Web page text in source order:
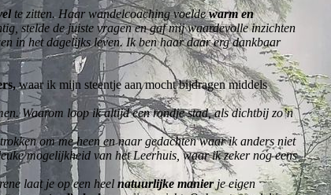
te zitten. Haar wandelcoaching voeldewarm en
stelde de juiste vragen en gaf mij waardevolle inzichten
in het dagelijks leven. Ik ben haar daar erg dankbaar
waar ik mijn steentje aan mocht bijdragen middels
Waarom loop ik altijd een rondje stad, als dichtbij zo’n
om me heen en naar gedachten waar ik anders niet
mogelijkheid van het Leerhuis, waar ik zeker nog eens
laat je op een heel natuurlijke manierje eigen